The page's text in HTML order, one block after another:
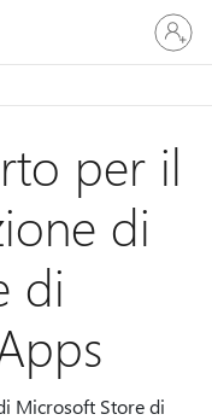
Accedi
con
il
account
per il
di
di
Microsoft Store di